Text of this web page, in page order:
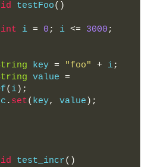
testFoo()
int i = 0 ; i <= 3000 ;
key = "foo" + i;
value =
( i);
jc
. set( key, value );
test_incr()